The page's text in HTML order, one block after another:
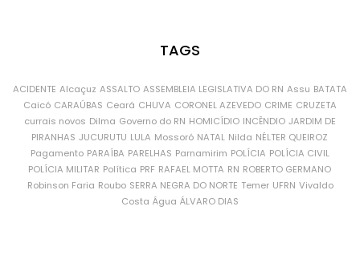
TAGS
ACIDENTE Alcaçuz ASSALTO ASSEMBLEIA LEGISLATIVA DO RN Assu BATATA
Caicó CARAÚBAS Ceará CHUVA CORONEL AZEVEDO CRIME CRUZETA
currais novos Dilma Governo do RN HOMICÍDIO INCÊNDIO JARDIM DE
PIRANHAS JUCURUTU LULA Mossoró NATAL Nilda NÉLTER QUEIROZ
Pagamento PARAÍBA PARELHAS Parnamirim POLÍCIA POLÍCIA CIVIL
POLÍCIA MILITAR Política PRF RAFAEL MOTTA RN ROBERTO GERMANO
Robinson Faria Roubo SERRA NEGRA DO NORTE Temer UFRN Vivaldo
Costa Água ÁLVARO DIAS